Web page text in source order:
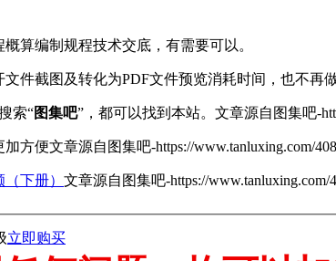
算编制规程技术交底，有需要可以。
件截图及转化为PDF文件预览消耗时间，也不再
索“图集吧”，都可以找到本站。 文章源自图集吧-
加方便文章源自图集吧-https://www.tanluxing.com/
文章源自图集吧-https://www.tanluxing.com/
立即购买